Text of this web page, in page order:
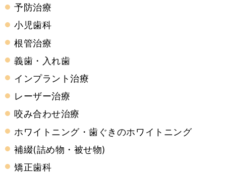
予防治療
小児歯科
根管治療
義歯・入れ歯
インプラント治療
レーザー治療
咬み合わせ治療
ホワイトニング・歯ぐきのホワイトニング
補綴(詰め物・被せ物)
矯正歯科